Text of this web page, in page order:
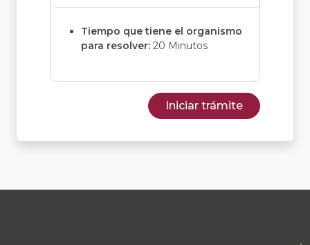
Tiempo que tiene el organismo
para resolver: 20 Minutos
Iniciar trámite